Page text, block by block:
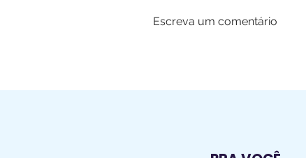
Escreva um comentário